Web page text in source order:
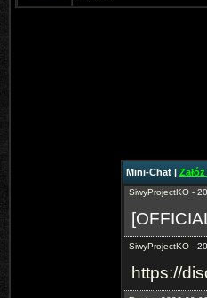
Mini-Chat |
SiwyProjectKO-
[Prime-
SiwyProjectKO-
SiwyProjectKO-
https://